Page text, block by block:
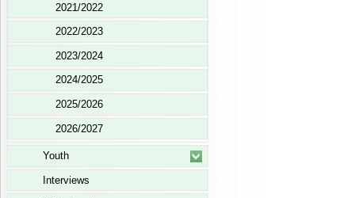
2021/2022
2022/2023
2023/2024
2024/2025
2025/2026
2026/2027
Youth
Interviews